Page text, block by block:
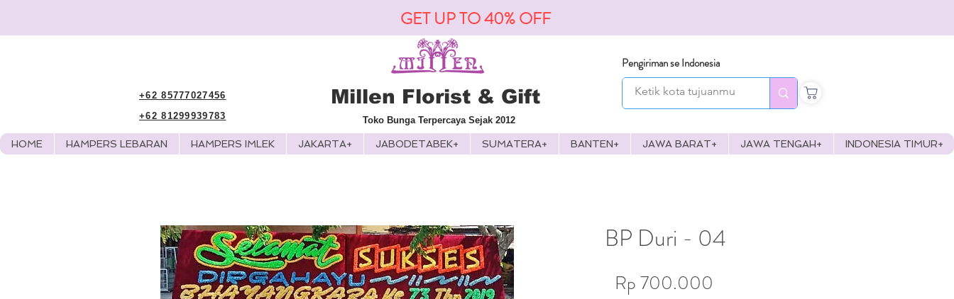
GET UP TO 40% OFF
+62 85777027456
+62 81299939783
Millen Florist & Gift
Pengiriman se Indonesia
Toko Bunga Terpercaya Sejak 2012
HOME HAMPERS LEBARAN HAMPERS IMLEK JAKARTA+ JABODETABEK+ SUMATERA+ BANTEN+ JAWA BARAT+ JAWA TENGAH+ INDONESIA TIMUR+
BP Duri - 04
Rp 700.000